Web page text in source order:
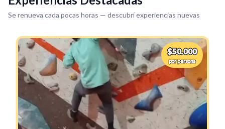
Se renueva cada pocas horas — descubrí experiencias nuevas
$50.000
por persona